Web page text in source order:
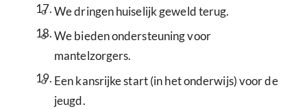
17.We dringen huiselijk geweld terug.
18.We bieden ondersteuning voor
mantelzorgers.
19. Een kansrijke start (in het onderwijs) voor de
jeugd.